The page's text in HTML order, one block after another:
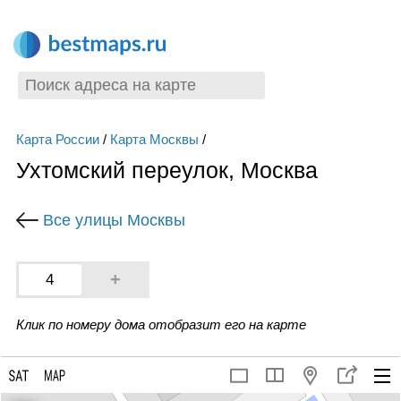
Карта России/ Карта Москвы /
Ухтомский переулок, Москва
Все улицы Москвы
4 +
Клик по номеру дома отобразит его на карте